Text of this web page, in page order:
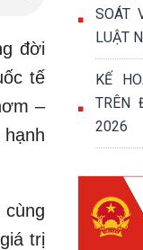
đời
tế
–
trị
SOÁT
LUẬT
KẾ
TRÊN
2026